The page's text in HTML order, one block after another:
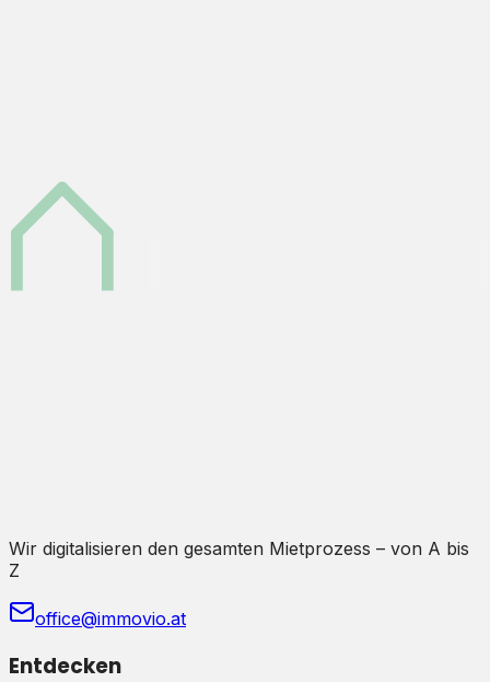
Wir digitalisieren den gesamten Mietprozess – von A bis
Z
office@immovio.at
Entdecken